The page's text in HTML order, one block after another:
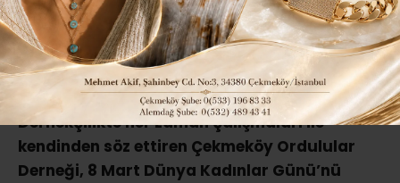
ABONE OL
Dernekçilikte her zaman çalışmaları ile
kendinden söz ettiren Çekmeköy Ordulular
Derneği, 8 Mart Dünya Kadınlar Günü’nü